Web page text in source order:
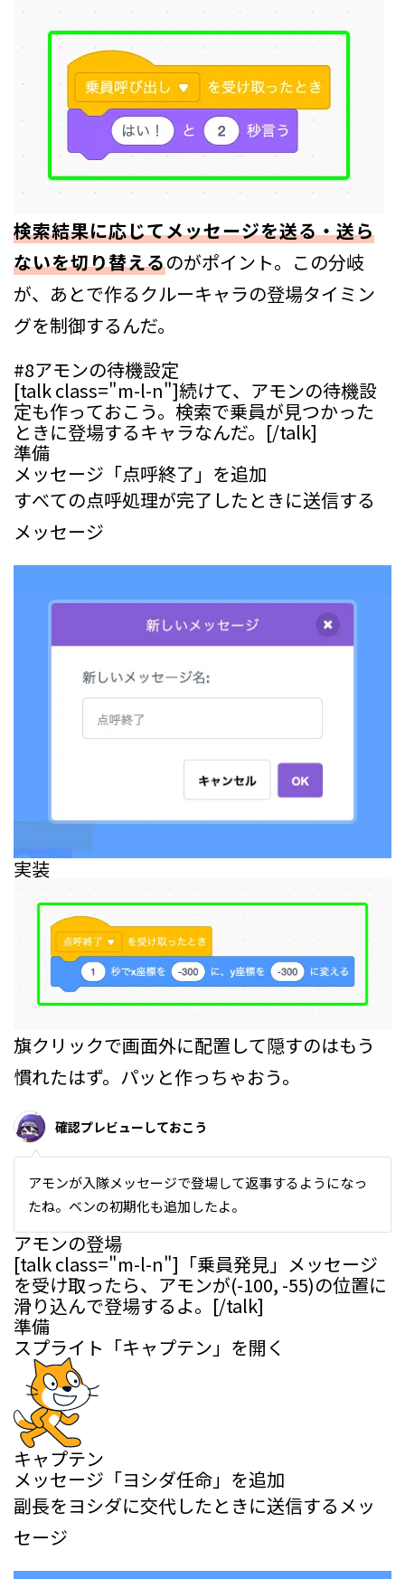
検索結果に応じてメッセージを送る・送ら
ないを切り替えるのがポイント。この分岐
が、あとで作るクルーキャラの登場タイミン
グを制御するんだ。
#8アモンの待機設定
[talk class="m-l-n"]続けて、アモンの待機設
定も作っておこう。検索で乗員が見つかった
ときに登場するキャラなんだ。[/talk]
準備
メッセージ「点呼終了」を追加
すべての点呼処理が完了したときに送信する
メッセージ
実装
旗クリックで画面外に配置して隠すのはもう
慣れたはず。パッと作っちゃおう。
確認プレビューしておこう
アモンが入隊メッセージで登場して返事するようになっ
たね。ベンの初期化も追加したよ。
アモンの登場
[talk class="m-l-n"]「乗員発見」メッセージ
を受け取ったら、アモンが(-100, -55)の位置に
滑り込んで登場するよ。[/talk]
準備
スプライト「キャプテン」を開く
キャプテン
メッセージ「ヨシダ任命」を追加
副長をヨシダに交代したときに送信するメッ
セージ